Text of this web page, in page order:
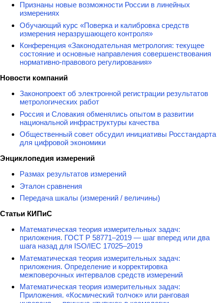
Признаны новые возможности России в линейных
измерениях
Обучающий курс «Поверка и калибровка средств
измерения неразрушающего контроля»
Конференция «Законодательная метрология: текущее
состояние и основные направления совершенствования
нормативно-правового регулирования»
Новости компаний
Законопроект об электронной регистрации результатов
метрологических работ
Россия и Словакия обменялись опытом в развитии
национальной инфраструктуры качества
Общественный совет обсудил инициативы Росстандарта
для цифровой экономики
Энциклопедия измерений
Размах результатов измерений
Эталон сравнения
Передача шкалы (измерений / величины)
Статьи КИПиС
Математическая теория измерительных задач:
приложения. ГОСТ Р 58771–2019 — шаг вперед или два
шага назад для ISO/IEC 17025–2019
Математическая теория измерительных задач:
приложения. Определение и корректировка
межповерочных интервалов средств измерений
Математическая теория измерительных задач:
Приложения. «Космический толчок» или ранговая